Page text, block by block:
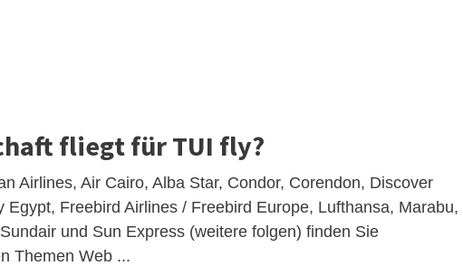
fliegt für TUI fly?
Airlines, Air Cairo, Alba Star, Condor, Corendon, Discover
Egypt, Freebird Airlines / Freebird Europe, Lufthansa, Marabu,
und Sun Express (weitere folgen) finden Sie
Themen Web ...